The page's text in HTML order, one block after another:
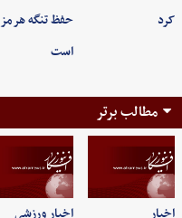
کرد
حفظ تنگه هرمز
است
مطالب برتر